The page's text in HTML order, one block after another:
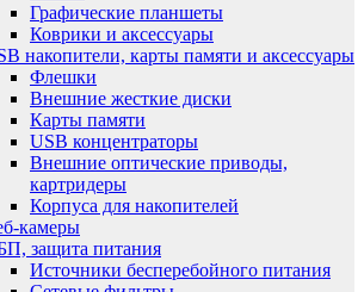
Графические планшеты
Коврики и аксессуары
накопители, карты памяти и аксессуары
Флешки
Внешние жесткие диски
Карты памяти
USB концентраторы
Внешние оптические приводы,
картридеры
Корпуса для накопителей
камеры
защита питания
Источники бесперебойного питания